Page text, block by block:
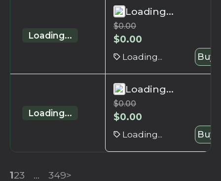
Loading...
Loading...
$0.00
$0.00
Loading... Buy
Loading...
Loading...
$0.00
$0.00
Loading... Buy
123 ... 349>